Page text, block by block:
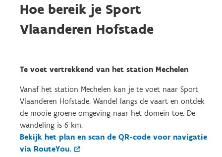
Hoe bereik je Sport
Vlaanderen Hofstade
Te voet vertrekkend van het station Mechelen
Vanaf het station Mechelen kan je te voet naar Sport
Vlaanderen Hofstade. Wandel langs de vaart en ontdek
de mooie groene omgeving naar het domein toe. De
wandeling is 6 km.
Bekijk het plan en scan de QR-code voor navigatie
via RouteYou.